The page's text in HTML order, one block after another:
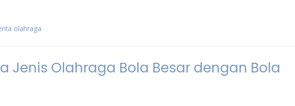
olahraga
Jenis Olahraga Bola Besar dengan Bola